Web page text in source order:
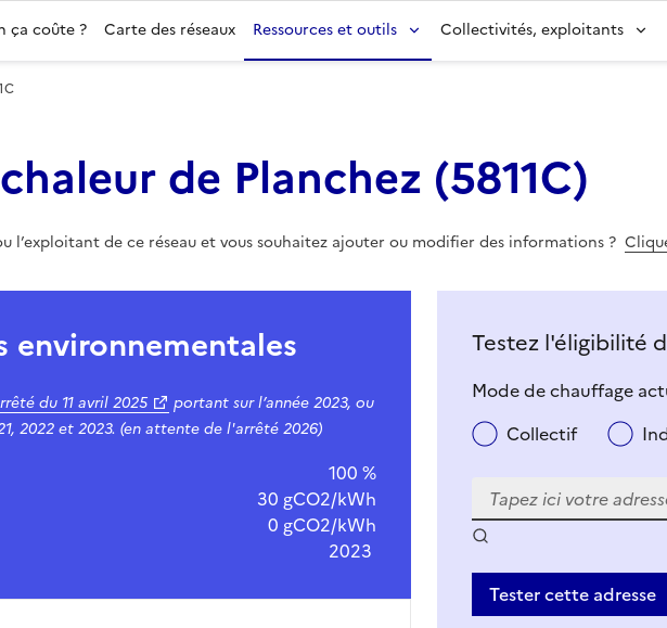
ça coûte ? Carte des réseaux Ressources et outils Collectivités, exploitants
de Planchez (5811C)
l’exploitant de ce réseau et vous souhaitez ajouter ou modifier des informations ?
environnementales
du 11 avril 2025
portant sur l’année 2023, ou
2022 et 2023. (en attente de l'arrêté 2026)
100 %
30 gCO2/kWh
0 gCO2/kWh
2023
Testez l'éligibilité
Mode de chauffage
Collectif
Tester cette adresse